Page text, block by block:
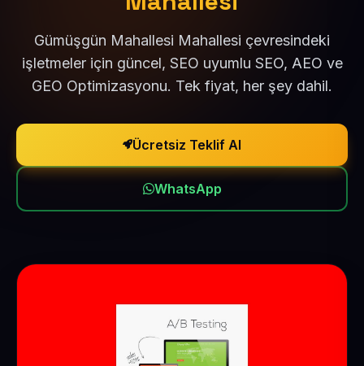
Gümüşgün Mahallesi Mahallesi çevresindeki
işletmeler için güncel, SEO uyumlu SEO, AEO ve
GEO Optimizasyonu. Tek fiyat, her şey dahil.
Ücretsiz Teklif Al
WhatsApp